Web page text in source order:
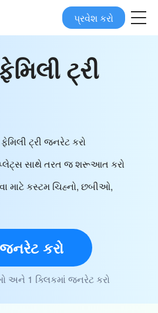
પ્રવેશ કરો
ટ્રી
ટ્રી જનરેટ કરો
સાથે તરત જ શરૂઆત કરો
માટે કસ્ટમ ચિહ્નો, છબીઓ,
કરો
1 ક્લિકમાં જનરેટ કરો